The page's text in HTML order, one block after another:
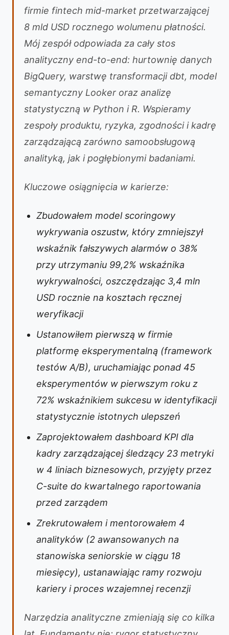
firmie fintech mid-market przetwarzającej
8 mld USD rocznego wolumenu płatności.
Mój zespół odpowiada za cały stos
analityczny end-to-end: hurtownię danych
BigQuery, warstwę transformacji dbt, model
semantyczny Looker oraz analizę
statystyczną w Python i R. Wspieramy
zespoły produktu, ryzyka, zgodności i kadrę
zarządzającą zarówno samoobsługową
analityką, jak i pogłębionymi badaniami.
Kluczowe osiągnięcia w karierze:
Zbudowałem model scoringowy
wykrywania oszustw, który zmniejszył
wskaźnik fałszywych alarmów o 38%
przy utrzymaniu 99,2% wskaźnika
wykrywalności, oszczędzając 3,4 mln
USD rocznie na kosztach ręcznej
weryfikacji
Ustanowiłem pierwszą w firmie
platformę eksperymentalną (framework
testów A/B), uruchamiając ponad 45
eksperymentów w pierwszym roku z
72% wskaźnikiem sukcesu w identyfikacji
statystycznie istotnych ulepszeń
Zaprojektowałem dashboard KPI dla
kadry zarządzającej śledzący 23 metryki
w 4 liniach biznesowych, przyjęty przez
C-suite do kwartalnego raportowania
przed zarządem
Zrekrutowałem i mentorowałem 4
analityków (2 awansowanych na
stanowiska seniorskie w ciągu 18
miesięcy), ustanawiając ramy rozwoju
kariery i proces wzajemnej recenzji
Narzędzia analityczne zmieniają się co kilka